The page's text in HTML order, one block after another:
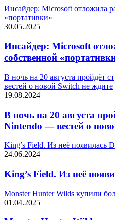
Инсайдер: Microsoft отложила
«портативки»
30.05.2025
Инсайдер: Microsoft
собственной
В ночь на 20 августа пройдёт
вестей о новой Switch не ждите
19.08.2024
В ночь на 20 августа
Nintendo — вестей о
King’s Field. Из неё появилась
24.06.2024
King’s Field. Из неё
Monster Hunter Wilds купили
01.04.2025